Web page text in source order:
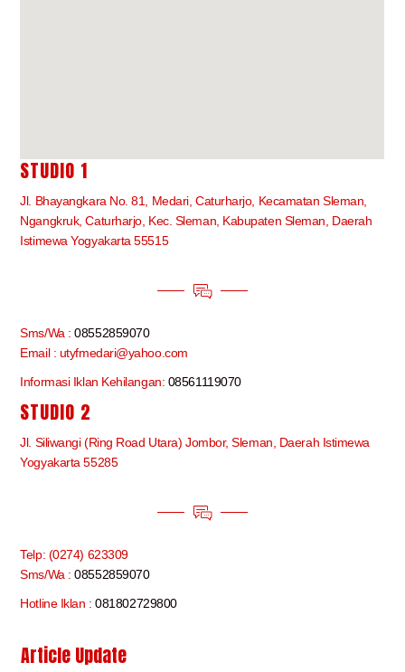
STUDIO 1
Jl. Bhayangkara No. 81, Medari, Caturharjo, Kecamatan Sleman,
Ngangkruk, Caturharjo, Kec. Sleman, Kabupaten Sleman, Daerah
Istimewa Yogyakarta 55515
Sms/Wa :08552859070
Email : utyfmedari@yahoo.com
Informasi Iklan Kehilangan: 08561119070
STUDIO 2
Jl. Siliwangi (Ring Road Utara) Jombor, Sleman, Daerah Istimewa
Yogyakarta 55285
Telp: (0274) 623309
Sms/Wa :08552859070
Hotline Iklan :081802729800
Article Update